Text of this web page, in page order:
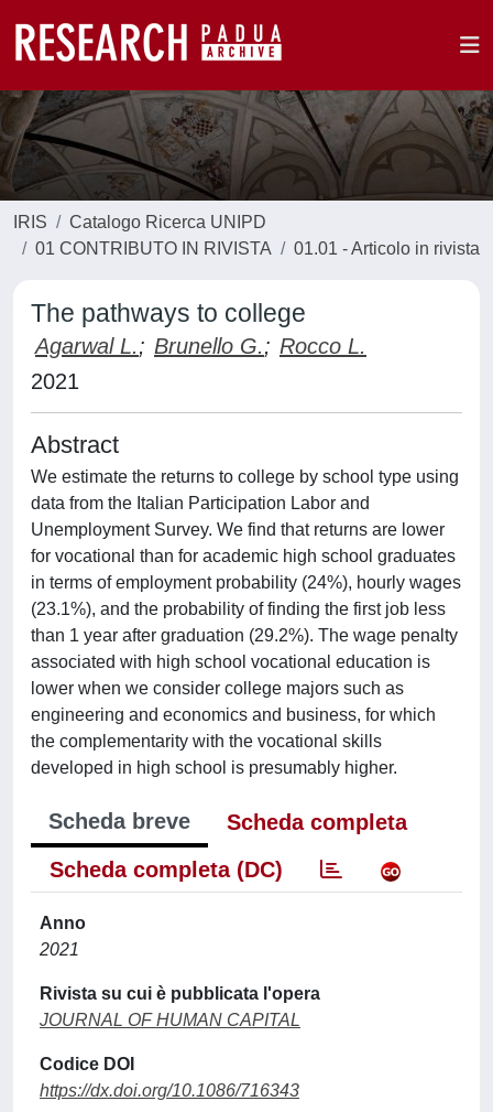
IRIS
Catalogo Ricerca UNIPD
01 CONTRIBUTO IN RIVISTA
01.01 - Articolo in rivista
The pathways to college
Agarwal L.; Brunello G.; Rocco L.
2021
Abstract
We estimate the returns to college by school type using
data from the Italian Participation Labor and
Unemployment Survey. We find that returns are lower
for vocational than for academic high school graduates
in terms of employment probability (24%), hourly wages
(23.1%), and the probability of finding the first job less
than 1 year after graduation (29.2%). The wage penalty
associated with high school vocational education is
lower when we consider college majors such as
engineering and economics and business, for which
the complementarity with the vocational skills
developed in high school is presumably higher.
Scheda breve
Scheda completa
Scheda completa (DC)
Anno
2021
Rivista su cui è pubblicata l'opera
JOURNAL OF HUMAN CAPITAL
Codice DOI
https://dx.doi.org/10.1086/716343